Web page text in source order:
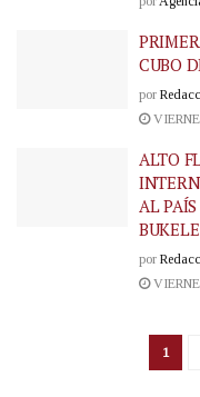
CUBO
por
ALTO
AL
BUKELE
por
1